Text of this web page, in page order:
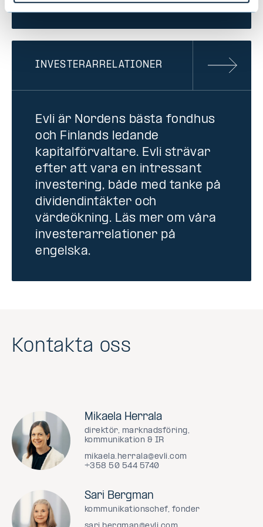
INVESTERARRELATIONER
Evli är Nordens bästa fondhus
och Finlands ledande
kapitalförvaltare. Evli strävar
efter att vara en intressant
investering, både med tanke på
dividendintäkter och
värdeökning. Läs mer om våra
investerarrelationer på
engelska.
Kontakta oss
Mikaela Herrala
direktör, marknadsföring,
kommunikation & IR
mikaela.herrala@evli.com
+358 50 544 5740
Sari Bergman
kommunikationschef, fonder